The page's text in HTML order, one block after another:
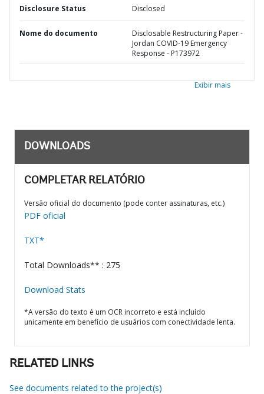
Disclosure Status Disclosed
Nome do documento
Disclosable Restructuring Paper -
Jordan COVID-19 Emergency
Response - P173972
Exibir mais
DOWNLOADS
COMPLETAR RELATÓRIO
Versão oficial do documento (pode conter assinaturas, etc.)
PDF oficial
TXT*
Total Downloads** : 275
Download Stats
*A versão do texto é um OCR incorreto e está incluído
unicamente em benefício de usuários com conectividade lenta.
RELATED LINKS
See documents related to the project(s)